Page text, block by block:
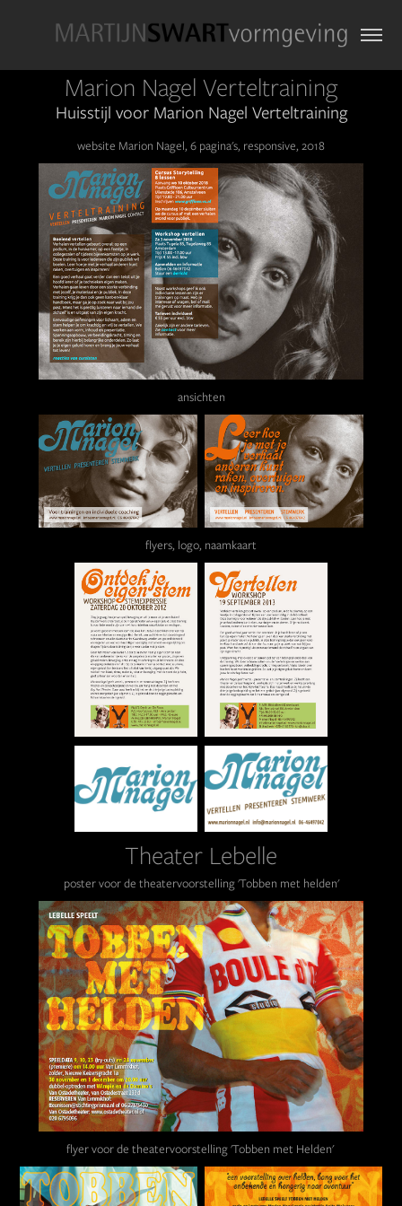
Marion Nagel Verteltraining
Huisstijl voor Marion Nagel Verteltraining
website Marion Nagel, 6 pagina's, responsive, 2018
ansichten
flyers, logo, naamkaart
Theater Lebelle
poster voor de theatervoorstelling 'Tobben met helden'
flyer voor de theatervoorstelling 'Tobben met Helden'